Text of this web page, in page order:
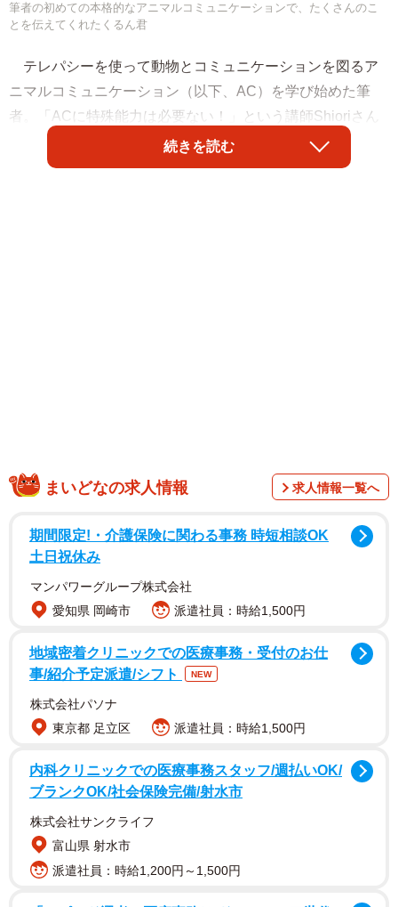
筆者の初めての本格的なアニマルコミュニケーションで、たくさんのこ
とを伝えてくれたくるん君
テレパシーを使って動物とコミュニケーションを図るア
ニマルコミュニケーション（以下、AC）を学び始めた筆
者。「ACに特殊能力は必要ない！」という講師Shioriさん
の言葉を信じて、錆びついてしまった動物からメッセージ
を受け取るアンテナを磨く方法や、動物とつながる方法を
コトちゃんのときは「女王様タイプでやんちゃな一面も
ある」「窓から外を眺めるのが好き」「大きな音が苦手」
が、これらは“猫あるある”ともいえる内容。コトちゃんが伝
えてくれたのか、私の頭の中で「猫といえば…」と浮かん
できたことなのか分かりませんでした。
続きを読む
まいどなの求人情報 求人情報一覧へ
期間限定!・介護保険に関わる事務 時短相談OK
土日祝休み
マンパワーグループ株式会社
愛知県 岡崎市
派遣社員：時給1,500円
地域密着クリニックでの医療事務・受付のお仕
事/紹介予定派遣/シフト
NEW
株式会社パソナ
東京都 足立区
派遣社員：時給1,500円
内科クリニックでの医療事務スタッフ/週払いOK/
ブランクOK/社会保険完備/射水市
株式会社サンクライフ
富山県 射水市
派遣社員：時給1,200円～1,500円